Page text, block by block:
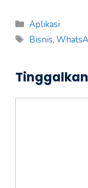
Kategori
Aplikasi
Tag
Bisnis,